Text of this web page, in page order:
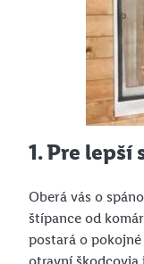
1. Pre lepší
Oberá vás o
štípance od
postará o
otravní škodcovia